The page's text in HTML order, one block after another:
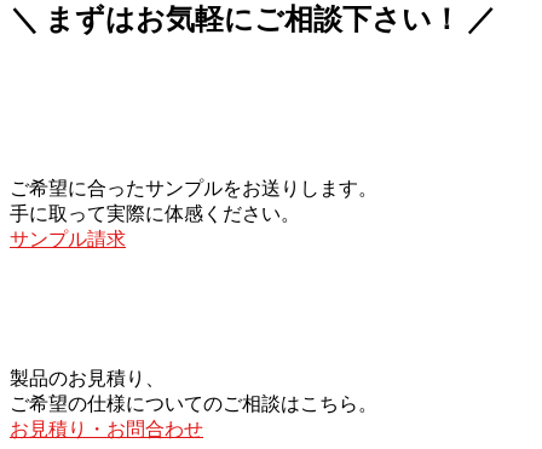
＼ まずはお気軽にご相談下さい！ ／
ご希望に合ったサンプルをお送りします。
手に取って実際に体感ください。
サンプル請求
製品のお見積り、
ご希望の仕様についてのご相談はこちら。
お見積り・お問合わせ